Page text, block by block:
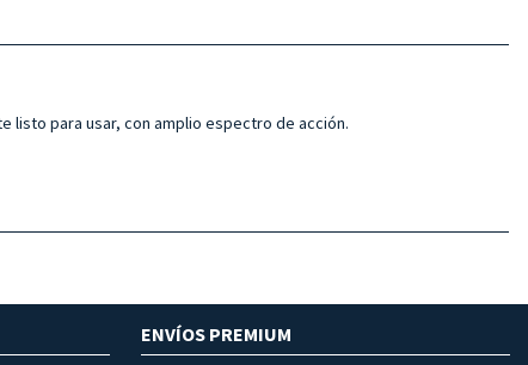
listo para usar, con amplio espectro de acción.
ENVÍOS PREMIUM